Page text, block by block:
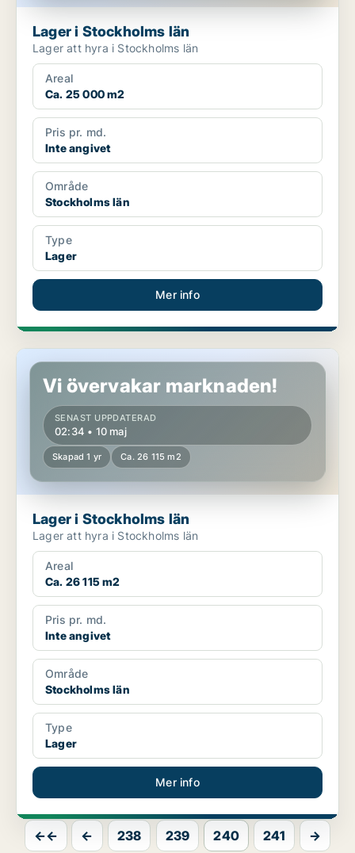
Lager i Stockholms län
Lager att hyra i Stockholms län
Areal
Ca. 25 000 m2
Pris pr. md.
Inte angivet
Område
Stockholms län
Type
Lager
Mer info
Lager i Stockholms län
Vi övervakar marknaden!
SENAST UPPDATERAD
02:34 • 10 maj
Skapad 1 yr Ca. 26 115 m2
Lager i Stockholms län
Lager att hyra i Stockholms län
Areal
Ca. 26 115 m2
Pris pr. md.
Inte angivet
Område
Stockholms län
Type
Lager
Mer info
←← ← 238 239 240 241 →